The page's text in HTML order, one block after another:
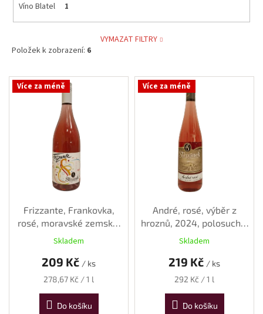
Víno Blatel 1
VYMAZAT FILTRY
Položek k zobrazení: 6
V Více za méně
Frizzante, Frankovka,
rosé, moravské zemské,
2025, polosuché, 0,75 l
Skladem
209 Kč / ks
Měrná
278,67 Kč / 1 l
Do košíku
Více za méně
André, rosé, výběr z
hroznů, 2024, polosuché,
0,75l
Skladem
219 Kč / ks
Měrná
292 Kč / 1 l
Do košíku